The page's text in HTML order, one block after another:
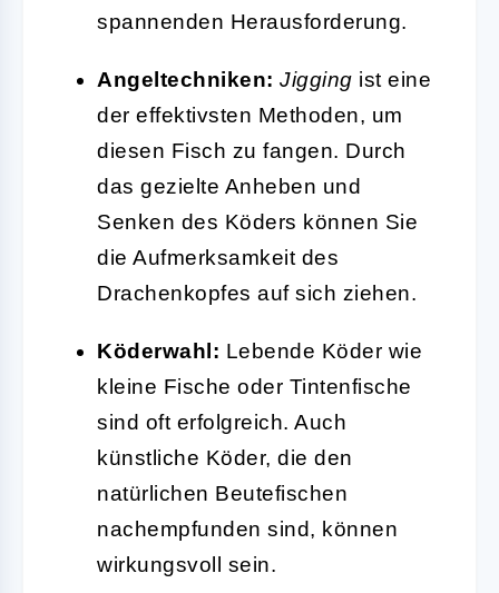
spannenden Herausforderung.
Angeltechniken: Jigging ist eine
der effektivsten Methoden, um
diesen Fisch zu fangen. Durch
das gezielte Anheben und
Senken des Köders können Sie
die Aufmerksamkeit des
Drachenkopfes auf sich ziehen.
Köderwahl: Lebende Köder wie
kleine Fische oder Tintenfische
sind oft erfolgreich. Auch
künstliche Köder, die den
natürlichen Beutefischen
nachempfunden sind, können
wirkungsvoll sein.